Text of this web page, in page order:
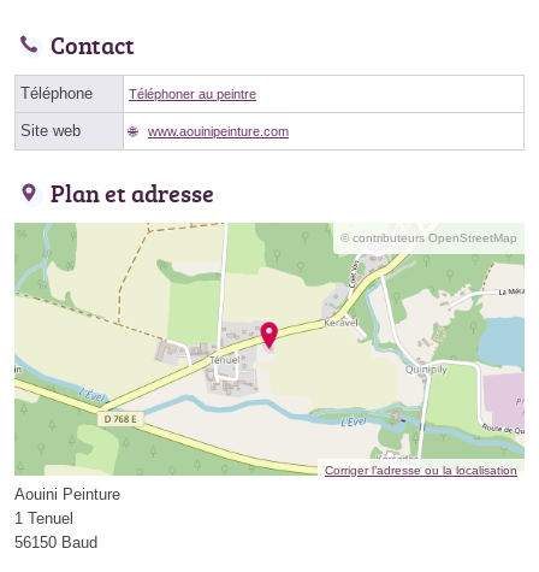
Contact
Téléphone Téléphoner au peintre
Site web www.aouinipeinture.com
Plan et adresse
© contributeurs OpenStreetMap
Corriger l’adresse ou la localisation
Aouini Peinture
1 Tenuel
56150 Baud